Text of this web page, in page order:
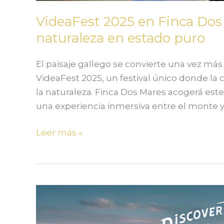
VideaFest 2025 en Finca
naturaleza en estado puro
El paisaje gallego se convierte una vez
VideaFest 2025, un festival único donde la
la naturaleza. Finca Dos Mares acogerá
una experiencia inmersiva entre el monte
Leer más »
magia